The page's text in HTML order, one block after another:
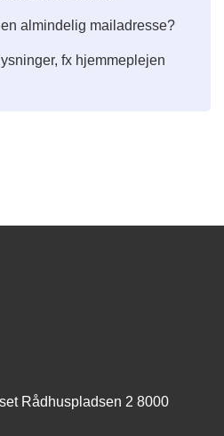
almindelig mailadresse?
fx hjemmeplejen
Rådhuspladsen 2 8000